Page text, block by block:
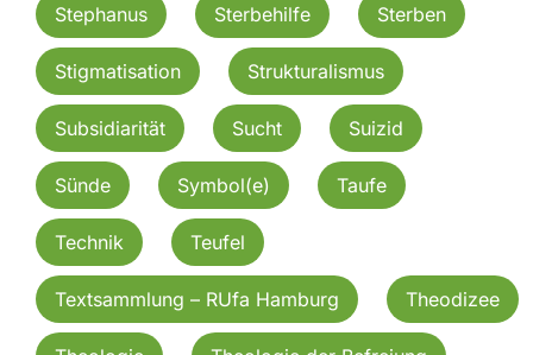
Stephanus Sterbehilfe Sterben
Stigmatisation Strukturalismus
Subsidiarität Sucht Suizid
Sünde Symbol(e) Taufe
Technik Teufel
Textsammlung – RUfa Hamburg Theodizee